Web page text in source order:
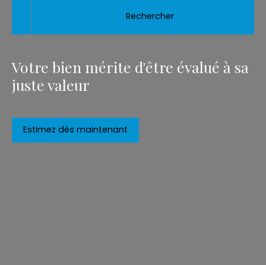
Rechercher
Votre bien mérite d'être évalué à sa
juste valeur
Estimez dès maintenant